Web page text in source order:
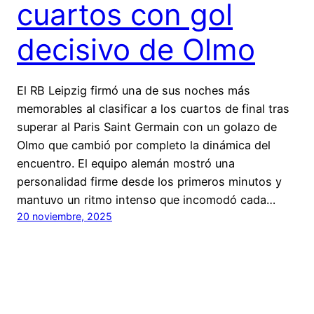
cuartos con gol
decisivo de Olmo
El RB Leipzig firmó una de sus noches más
memorables al clasificar a los cuartos de final tras
superar al Paris Saint Germain con un golazo de
Olmo que cambió por completo la dinámica del
encuentro. El equipo alemán mostró una
personalidad firme desde los primeros minutos y
mantuvo un ritmo intenso que incomodó cada…
20 noviembre, 2025